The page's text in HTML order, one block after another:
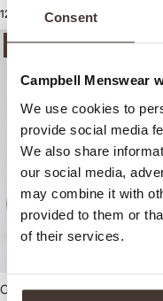
Consent
Campbell Menswear
We use cookies to
provide social media
We also share
our social media,
may combine it with
provided to them or
of their services.
129,99
-50%
Campbell Tivoli